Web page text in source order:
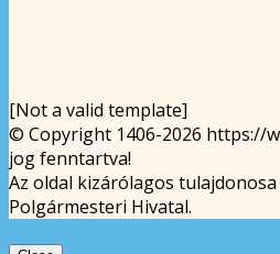
[Not a valid template]
© Copyright 1406-2026 https://
jog fenntartva!
Az oldal kizárólagos
Polgármesteri Hivatal.